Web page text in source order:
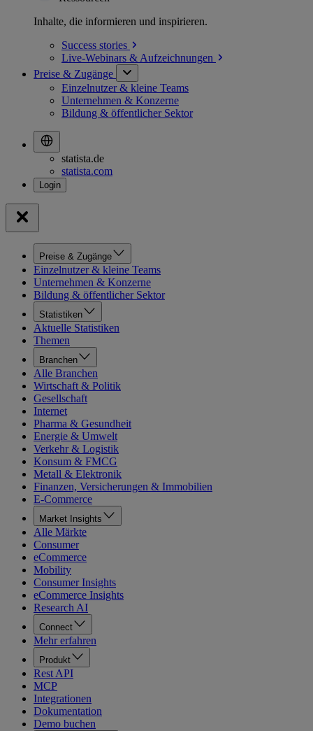
Inhalte, die informieren und inspirieren.
Success stories
Live-Webinars & Aufzeichnungen
Preise & Zugänge
Einzelnutzer & kleine Teams
Unternehmen & Konzerne
Bildung & öffentlicher Sektor
statista.de
statista.com
Preise & Zugänge
Einzelnutzer & kleine Teams
Unternehmen & Konzerne
Bildung & öffentlicher Sektor
Statistiken
Aktuelle Statistiken
Themen
Branchen
Alle Branchen
Wirtschaft & Politik
Gesellschaft
Internet
Pharma & Gesundheit
Energie & Umwelt
Verkehr & Logistik
Konsum & FMCG
Metall & Elektronik
Finanzen, Versicherungen & Immobilien
E-Commerce
Market Insights
Alle Märkte
Consumer
eCommerce
Mobility
Consumer Insights
eCommerce Insights
Research AI
Connect
Mehr erfahren
Produkt
Rest API
MCP
Integrationen
Dokumentation
Demo buchen